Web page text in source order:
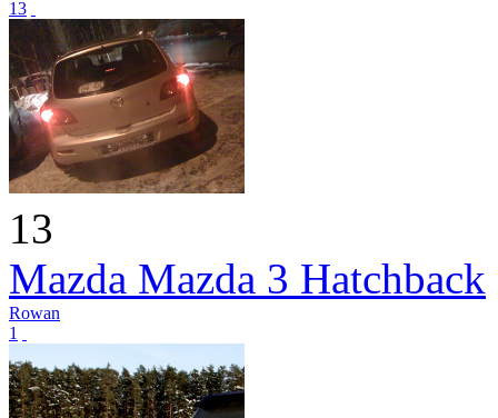
13
13
Mazda Mazda 3 Hatchback
Rowan
1